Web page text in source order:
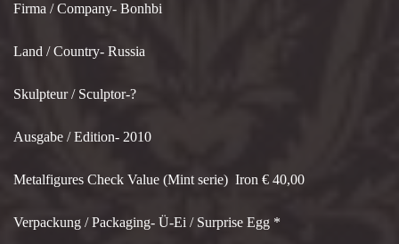
Firma / Company- Bonhbi
Land / Country- Russia
Skulpteur / Sculptor-?
Ausgabe / Edition- 2010
Metalfigures Check Value (Mint serie) Iron € 40,00
Verpackung / Packaging- Ü-Ei / Surprise Egg *